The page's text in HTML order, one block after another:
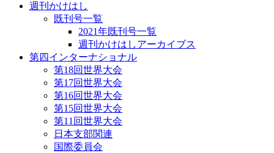
週刊かけはし
既刊号一覧
2021年既刊号一覧
週刊かけはしアーカイブス
第四インターナショナル
第18回世界大会
第17回世界大会
第16回世界大会
第15回世界大会
第11回世界大会
日本支部関連
国際委員会